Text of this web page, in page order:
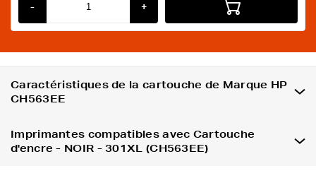
- +
Caractéristiques de la cartouche de Marque HP
CH563EE
Imprimantes compatibles avec Cartouche
d'encre - NOIR - 301XL (CH563EE)